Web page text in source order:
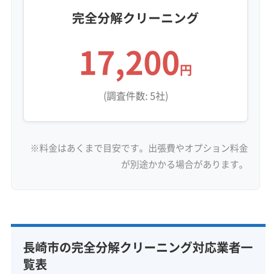
完全分解クリーニング
17,200円
(調査件数: 5社)
※料金はあくまで目安です。出張費やオプション料金
が別途かかる場合があります。
長崎市の完全分解クリーニング対応業者一
覧表